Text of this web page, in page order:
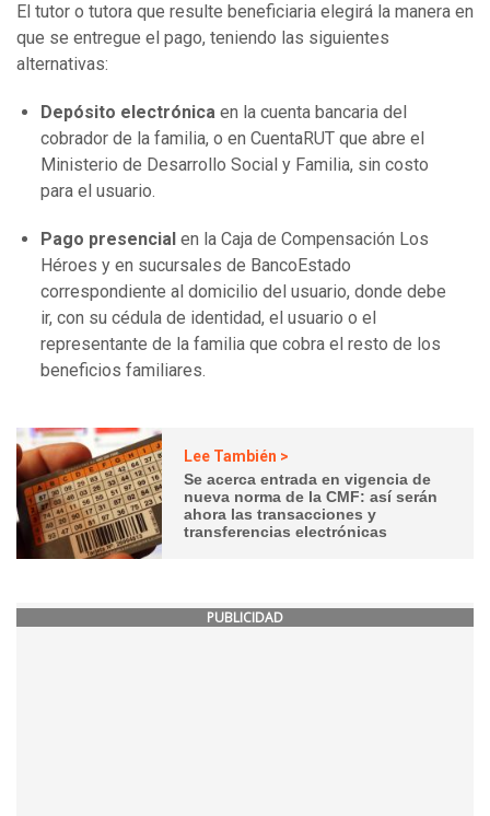
El tutor o tutora que resulte beneficiaria elegirá la manera en
que se entregue el pago, teniendo las siguientes
alternativas:
Depósito electrónica en la cuenta bancaria del
cobrador de la familia, o en CuentaRUT que abre el
Ministerio de Desarrollo Social y Familia, sin costo
para el usuario.
Pago presencial en la Caja de Compensación Los
Héroes y en sucursales de BancoEstado
correspondiente al domicilio del usuario, donde debe
ir, con su cédula de identidad, el usuario o el
representante de la familia que cobra el resto de los
beneficios familiares.
Lee También >
Se acerca entrada en vigencia de
nueva norma de la CMF: así serán
ahora las transacciones y
transferencias electrónicas
PUBLICIDAD